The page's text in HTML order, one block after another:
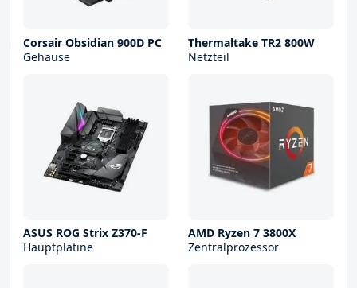
Corsair Obsidian 900D PC
Gehäuse
Thermaltake TR2 800W
Netzteil
ASUS ROG Strix Z370-F
Hauptplatine
AMD Ryzen 7 3800X
Zentralprozessor